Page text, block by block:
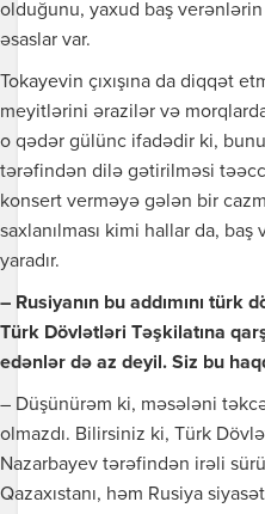
olduğunu, yaxud baş
əsaslar var.
Tokayevin çıxışına da diqqət
meyitlərini ərazilər və
o qədər gülünc ifadədir ki,
tərəfindən dilə gətirilməsi
konsert verməyə gələn bir
saxlanılması kimi hallar da,
yaradır.
– Rusiyanın bu addımını türk
Türk Dövlətləri Təşkilatına
edənlər də az deyil. Siz bu
– Düşünürəm ki, məsələni
olmazdı. Bilirsiniz ki, Türk
Nazarbayev tərəfindən irəli
Qazaxıstanı, həm Rusiya